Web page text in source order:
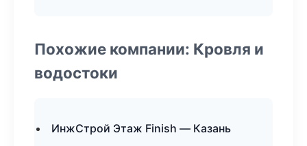
Похожие компании: Кровля и
водостоки
ИнжСтрой Этаж Finish — Казань